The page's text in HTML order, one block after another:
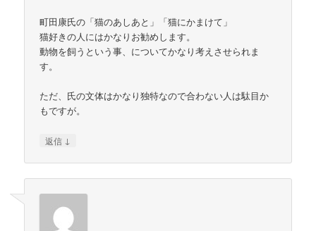
町田康氏の「猫のあしあと」「猫にかまけて」
猫好きの人にはかなりお勧めします。
動物を飼うという事、についてかなり考えさせられま
す。
ただ、氏の文体はかなり独特なので合わない人は駄目か
もですが。
返信 ↓